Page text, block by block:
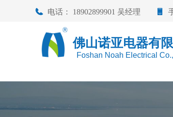
电话： 18902899901 吴经理
佛山诺亚电器有
Foshan Noah Electrical